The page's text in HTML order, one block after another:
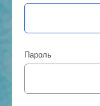
Пароль